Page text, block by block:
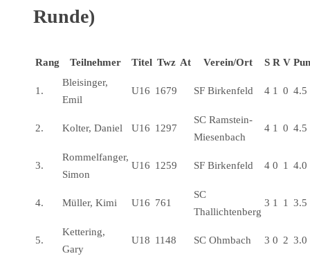
Runde)
Rang Teilnehmer Titel Twz At Verein/Ort S R V
1.
Bleisinger,
Emil
U16 1679 SF Birkenfeld 4 1 0 4.5
2. Kolter, Daniel U16 1297
SC Ramstein-
Miesenbach
4 1 0 4.5
3.
Rommelfanger,
Simon
U16 1259 SF Birkenfeld 4 0 1 4.0
4. Müller, Kimi U16 761
SC
Thallichtenberg
3 1 1 3.5
5.
Kettering,
Gary
U18 1148 SC Ohmbach 3 0 2 3.0